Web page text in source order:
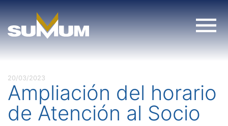
content
20/03/2023
Ampliación del horario
de Atención al Socio